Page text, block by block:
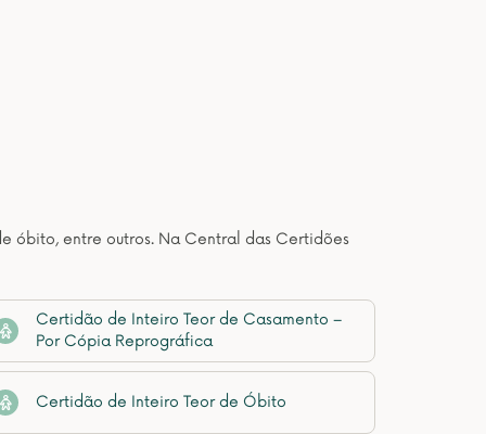
óbito, entre outros. Na Central das Certidões
Certidão de Inteiro Teor de Casamento –
Por Cópia Reprográfica
Certidão de Inteiro Teor de Óbito